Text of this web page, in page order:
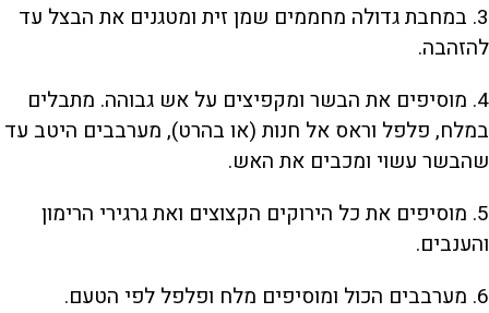
3. במחבת גדולה מחממים שמן זית ומטגנים את הבצל עד
להזהבה.
4. מוסיפים את הבשר ומקפיצים על אש גבוהה. מתבלים
במלח, פלפל וראס אל חנות (או בהרט), מערבבים היטב עד
שהבשר עשוי ומכבים את האש.
5. מוסיפים את כל הירוקים הקצוצים ואת גרגירי הרימון
והענבים.
6. מערבבים הכול ומוסיפים מלח ופלפל לפי הטעם.